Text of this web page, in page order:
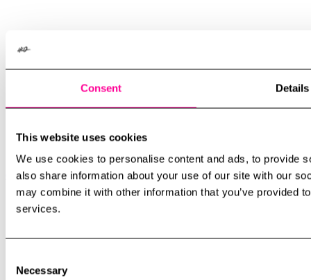
Consent Details
This website uses cookies
We use cookies to personalise content and ads, to provide
also share information about your use of our site with our
may combine it with other information that you’ve provided
services.
Selection
Necessary
caseDatorseende för autonoma fordon